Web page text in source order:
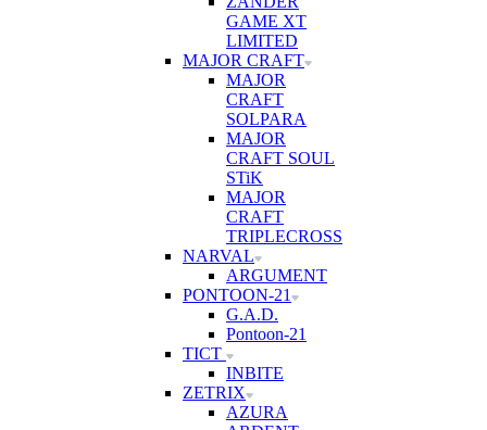
GAME XT
LIMITED
MAJOR CRAFT
MAJOR
CRAFT
SOLPARA
MAJOR
CRAFT SOUL
STiK
MAJOR
CRAFT
TRIPLECROSS
NARVAL
ARGUMENT
PONTOON-21
G.A.D.
Pontoon-21
TICT
INBITE
ZETRIX
AZURA